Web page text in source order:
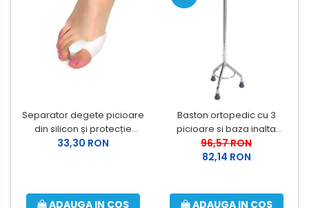
Separator degete picioare
din silicon și protecție
pentru monturi
33,30 RON
ADAUGA IN COS
Baston ortopedic cu 3
picioare si baza inalta
Kinetika
96,57 RON
82,14 RON
ADAUGA IN COS